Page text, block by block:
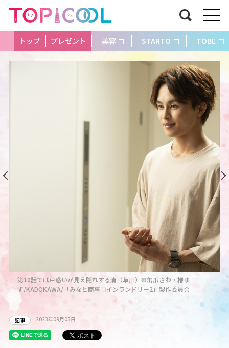
トップ プレゼント 美容 STARTO TOBE
第10話では戸惑いが見え隠れする湊（草川）©缶爪さわ・椿ゆ
ず/KADOKAWA/「みなと商事コインランドリー2」製作委員会
記事 2023年09月05日